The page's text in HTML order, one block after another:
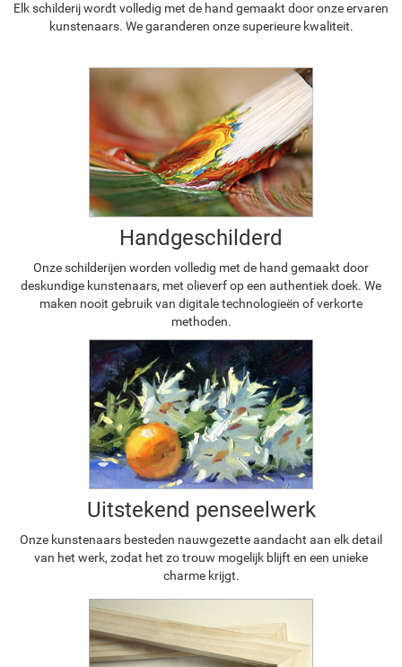
Elk schilderij wordt volledig met de hand gemaakt door onze ervaren
kunstenaars. We garanderen onze superieure kwaliteit.
Handgeschilderd
Onze schilderijen worden volledig met de hand gemaakt door
deskundige kunstenaars, met olieverf op een authentiek doek. We
maken nooit gebruik van digitale technologieën of verkorte
methoden.
Uitstekend penseelwerk
Onze kunstenaars besteden nauwgezette aandacht aan elk detail
van het werk, zodat het zo trouw mogelijk blijft en een unieke
charme krijgt.